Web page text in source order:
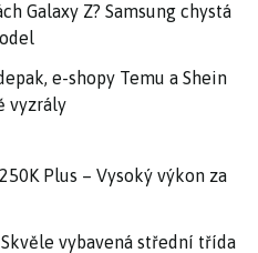
Galaxy Z? Samsung chystá
e-shopy Temu a Shein
vyzrály
Plus – Vysoký výkon za
Skvěle vybavená střední třída